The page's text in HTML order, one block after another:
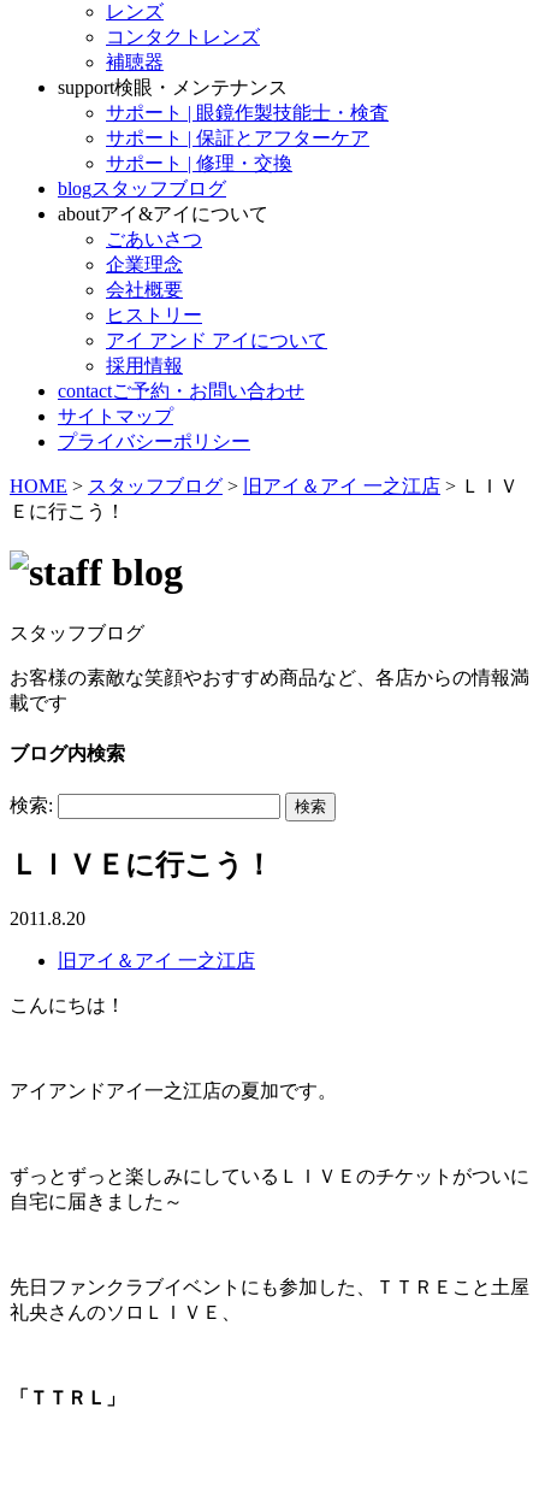
レンズ
コンタクトレンズ
補聴器
support検眼・メンテナンス
サポート | 眼鏡作製技能士・検査
サポート | 保証とアフターケア
サポート | 修理・交換
blogスタッフブログ
aboutアイ&アイについて
ごあいさつ
企業理念
会社概要
ヒストリー
アイ アンド アイについて
採用情報
contactご予約・お問い合わせ
サイトマップ
プライバシーポリシー
HOME > スタッフブログ > 旧アイ＆アイ 一之江店 > ＬＩＶ
Ｅに行こう！
スタッフブログ
お客様の素敵な笑顔やおすすめ商品など、各店からの情報満
載です
ブログ内検索
検索:
ＬＩＶＥに行こう！
2011.8.20
旧アイ＆アイ 一之江店
こんにちは！
アイアンドアイ一之江店の夏加です。
ずっとずっと楽しみにしているＬＩＶＥのチケットがついに
自宅に届きました～
先日ファンクラブイベントにも参加した、ＴＴＲＥこと土屋
礼央さんのソロＬＩＶＥ、
「ＴＴＲＬ」